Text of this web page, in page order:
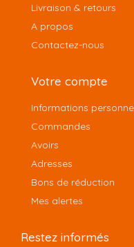
Livraison & retours
A propos
Contactez-nous
Votre compte
Informations
Commandes
Avoirs
Adresses
Bons de réduction
Mes alertes
Restez informés